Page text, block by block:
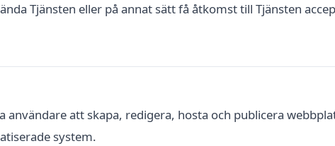
Tjänsten eller på annat sätt få åtkomst till Tjänsten
att skapa, redigera, hosta och publicera
system.